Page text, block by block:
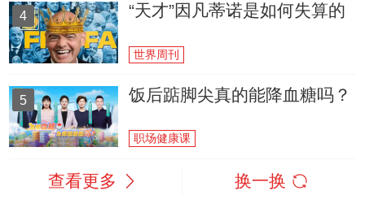
4 “天才”因凡蒂诺是如何失算的
世界周刊
5 饭后踮脚尖真的能降血糖吗？
职场健康课
查看更多 换一换